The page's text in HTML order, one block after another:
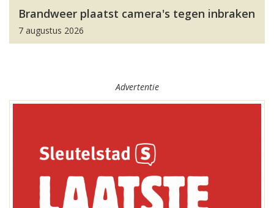
Brandweer plaatst camera's tegen inbraken
7 augustus 2026
Advertentie